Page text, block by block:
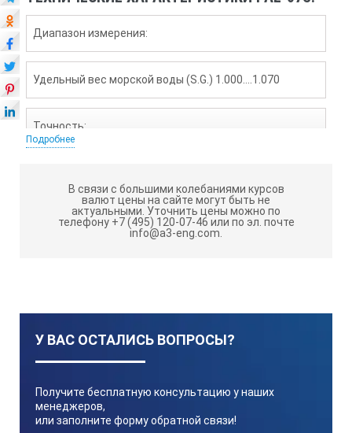
Диапазон измерения:
Удельный вес морской воды (S.G.) 1.000….1.070
Точность:
Функция АТК:
Размеры и вес:
5.5*3.1*10.9 см, 100 гр
Питание:
Подробнее
В связи с большими колебаниями курсов
валют цены на сайте могут быть не
актуальными. Уточнить цены можно по
телефону +7 (495) 120-07-46 или по эл. почте
info@a3-eng.com.
У ВАС ОСТАЛИСЬ ВОПРОСЫ?
Получите бесплатную консультацию у наших
менеджеров,
или заполните форму обратной связи!